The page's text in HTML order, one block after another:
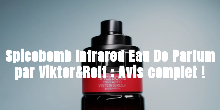
Spicebomb Infrared Eau De Parfum
par Viktor&Rolf : Avis complet !